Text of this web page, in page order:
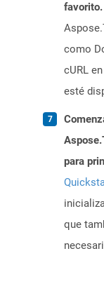
favorito.
como
cURL
esté
para
que